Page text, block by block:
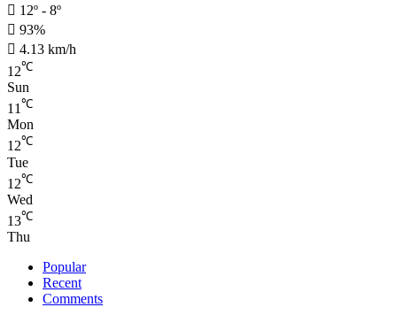
12º - 8º
93%
4.13 km/h
12℃
Sun
11℃
Mon
12℃
Tue
12℃
Wed
13℃
Thu
Popular
Recent
Comments